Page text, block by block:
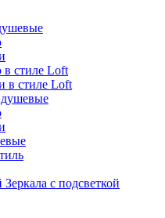
стиле Loft
в стиле Loft
Зеркала с подсветкой